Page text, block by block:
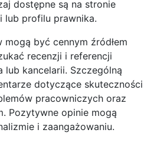
dostępne są na stronie
lub profilu prawnika.
być cennym źródłem
recenzji i referencji
kancelarii. Szczególną
dotyczące skuteczności
pracowniczych oraz
Pozytywne opinie mogą
i zaangażowaniu.